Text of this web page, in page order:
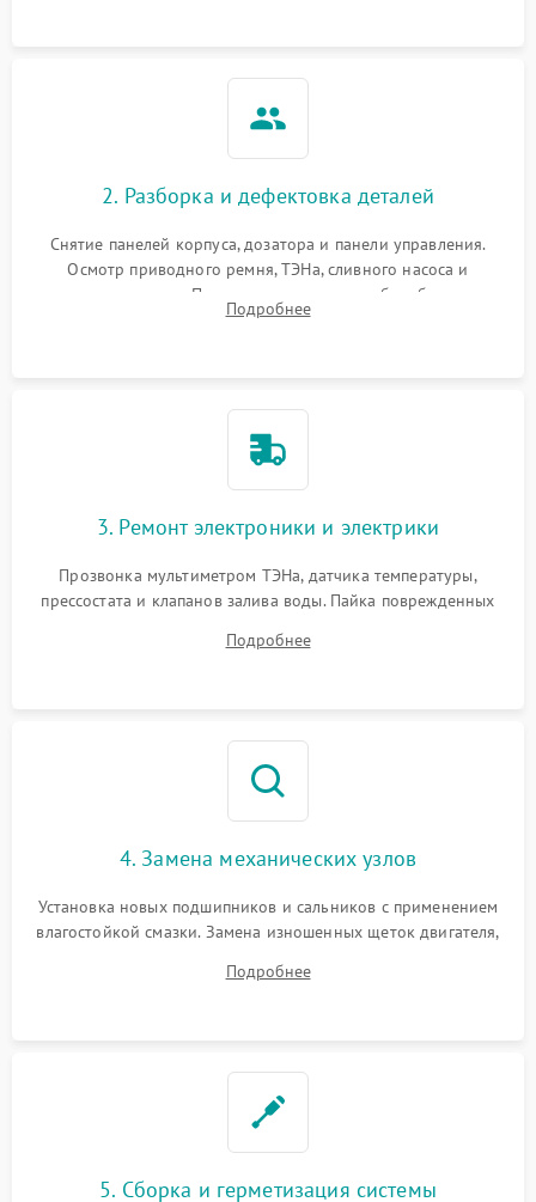
2. Разборка и дефектовка деталей
Снятие панелей корпуса, дозатора и панели управления.
Осмотр приводного ремня, ТЭНа, сливного насоса и
амортизаторов. Проверка подшипников барабана и
крестовины на износ, а манжеты люка на разрывы.
Подробнее
3. Ремонт электроники и электрики
Прозвонка мультиметром ТЭНа, датчика температуры,
прессостата и клапанов залива воды. Пайка поврежденных
Восстановление целостности проводки и контактов.
Подробнее
4. Замена механических узлов
Установка новых подшипников и сальников с применением
влагостойкой смазки. Замена изношенных щеток двигателя,
или поврежденной резиновой манжеты.
Подробнее
5. Сборка и герметизация системы